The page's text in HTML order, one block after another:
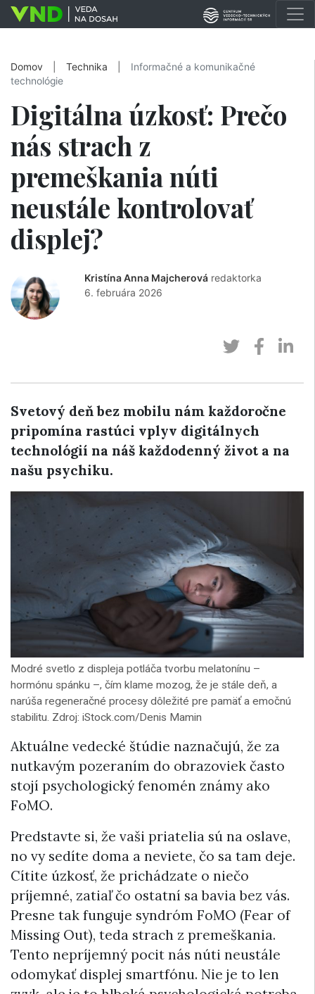
Domov Technika
Informačné a komunikačné
technológie
Digitálna úzkosť: Prečo
nás strach z
premeškania núti
neustále kontrolovať
displej?
Kristína Anna Majcherová redaktorka
6. februára 2026
Svetový deň bez mobilu nám každoročne
pripomína rastúci vplyv digitálnych
technológií na náš každodenný život a na
našu psychiku.
Modré svetlo z displeja potláča tvorbu melatonínu –
hormónu spánku –, čím klame mozog, že je stále deň, a
narúša regeneračné procesy dôležité pre pamäť a emočnú
stabilitu. Zdroj: iStock.com/Denis Mamin
Aktuálne vedecké štúdie naznačujú, že za
nutkavým pozeraním do obrazoviek často
stojí psychologický fenomén známy ako
FoMO.
Predstavte si, že vaši priatelia sú na oslave,
no vy sedíte doma a neviete, čo sa tam deje.
Cítite úzkosť, že prichádzate o niečo
príjemné, zatiaľ čo ostatní sa bavia bez vás.
Presne tak funguje syndróm FoMO (Fear of
Missing Out), teda strach z premeškania.
Tento nepríjemný pocit nás núti neustále
odomykať displej smartfónu. Nie je to len